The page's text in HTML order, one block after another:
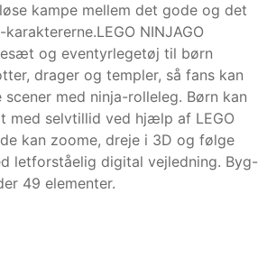
kampe mellem det gode og det
NINJAGO
og eventyrlegetøj til børn
drager og templer, så fans kan
med ninja-rolleleg. Børn kan
med selvtillid ved hjælp af LEGO
kan zoome, dreje i 3D og følge
letforståelig digital vejledning. Byg-
49 elementer.